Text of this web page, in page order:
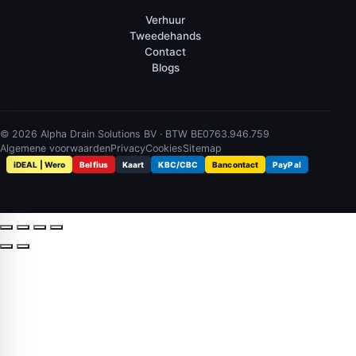
Verhuur
Tweedehands
Contact
Blogs
© 2026 Alpha Drain Solutions BV · BTW BE0763.946.759
Algemene voorwaardenPrivacyCookiesSitemap
iDEAL | Wero Belfius Kaart KBC/CBC Bancontact PayPal